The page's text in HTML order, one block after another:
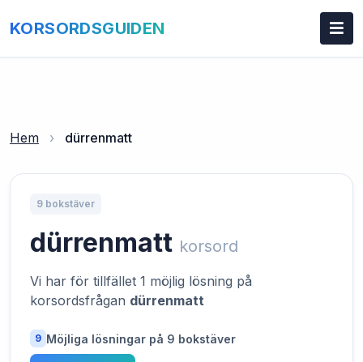
KORSORDSGUIDEN
Hem › dürrenmatt
9 bokstäver
dürrenmatt korsord
Vi har för tillfället 1 möjlig lösning på
korsordsfrågan dürrenmatt
9 Möjliga lösningar på 9 bokstäver